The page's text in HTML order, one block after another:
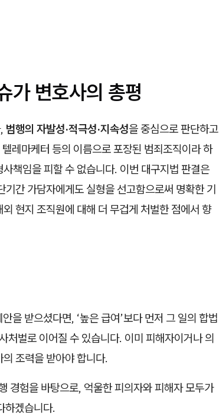
변호사의 총평
범행의 자발성·적극성·지속성을 중심으로 판단하고
레마케터 등의 이름으로 포장된 범죄조직이라 하
책임을 피할 수 없습니다. 이번 대구지법 판결은
간 가담자에게도 실형을 선고함으로써 명확한 기
현지 조직원에 대해 더 무겁게 처벌한 점에서 향
을 받으셨다면, ‘높은 급여’보다 먼저 그 일의 합법
처벌로 이어질 수 있습니다. 이미 피해자이거나 의
조력을 받아야 합니다.
경험을 바탕으로, 억울한 피의자와 피해자 모두가
하겠습니다.